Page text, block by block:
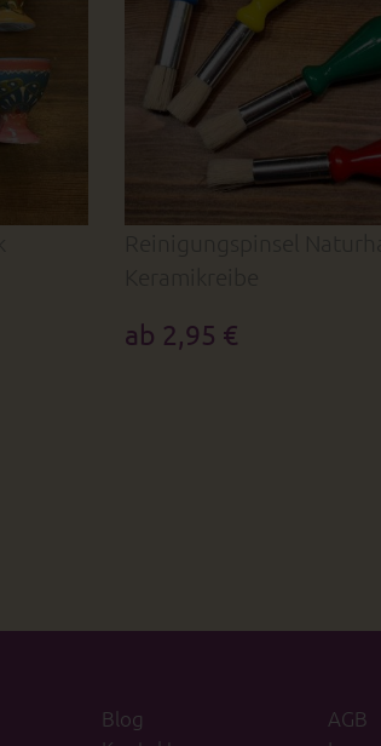
ab 2,95 €
Blog
AGB